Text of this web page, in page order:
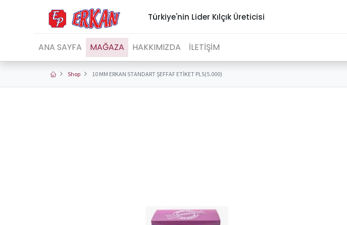
Türkiye'nin Lider Kılçık Üreticisi
ANA SAYFA MAĞAZA HAKKIMIZDA İLETİŞİM
Shop 10 MM ERKAN STANDART ŞEFFAF ETİKET PLS(5.000)